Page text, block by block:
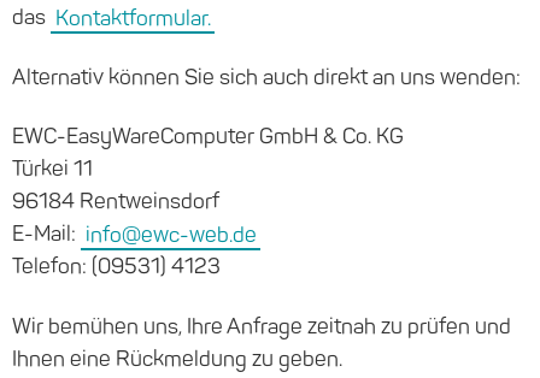
das Kontaktformular.
Alternativ können Sie sich auch direkt an uns wenden:
EWC-EasyWareComputer GmbH & Co. KG
Türkei 11
96184 Rentweinsdorf
E-Mail: info@ewc-web.de
Telefon: (09531) 4123
Wir bemühen uns, Ihre Anfrage zeitnah zu prüfen und
Ihnen eine Rückmeldung zu geben.